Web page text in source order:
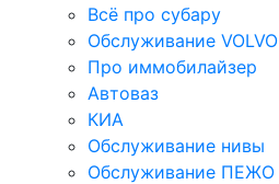
Всё про субару
Обслуживание VOLVO
Про иммобилайзер
Автоваз
КИА
Обслуживание нивы
Обслуживание ПЕЖО